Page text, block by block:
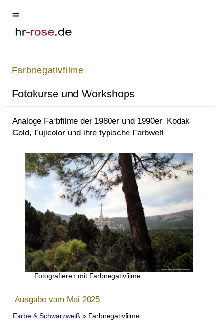
Farbnegativfilme
Fotokurse und Workshops
Analoge Farbfilme der 1980er und 1990er: Kodak
Gold, Fujicolor und ihre typische Farbwelt
Fotografieren mit Farbnegativfilme.
Ausgabe vom Mai 2025
Farbe & Schwarzweiß » Farbnegativfilme